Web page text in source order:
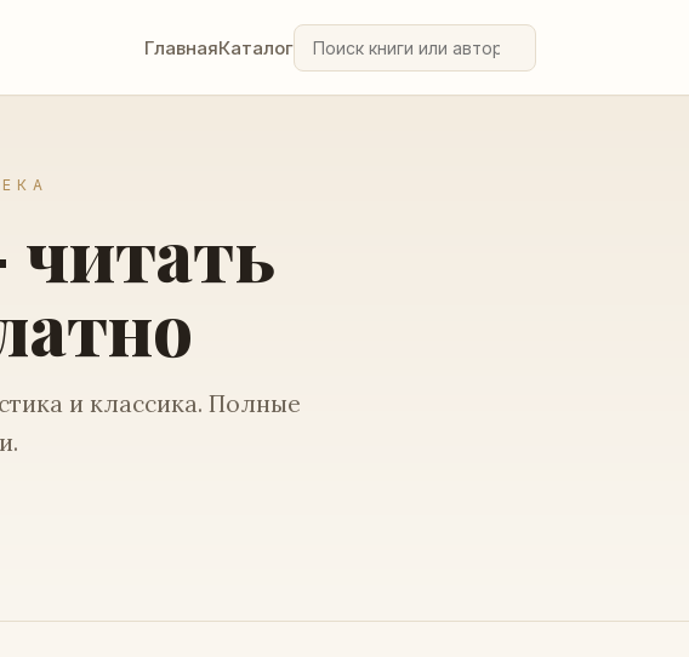
ГлавнаяКаталог
и классика. Полные